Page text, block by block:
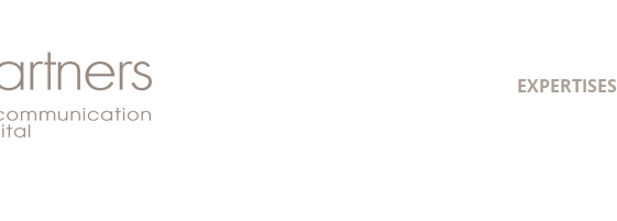
EXPERTISES